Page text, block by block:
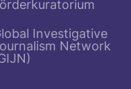
Investigative
Network